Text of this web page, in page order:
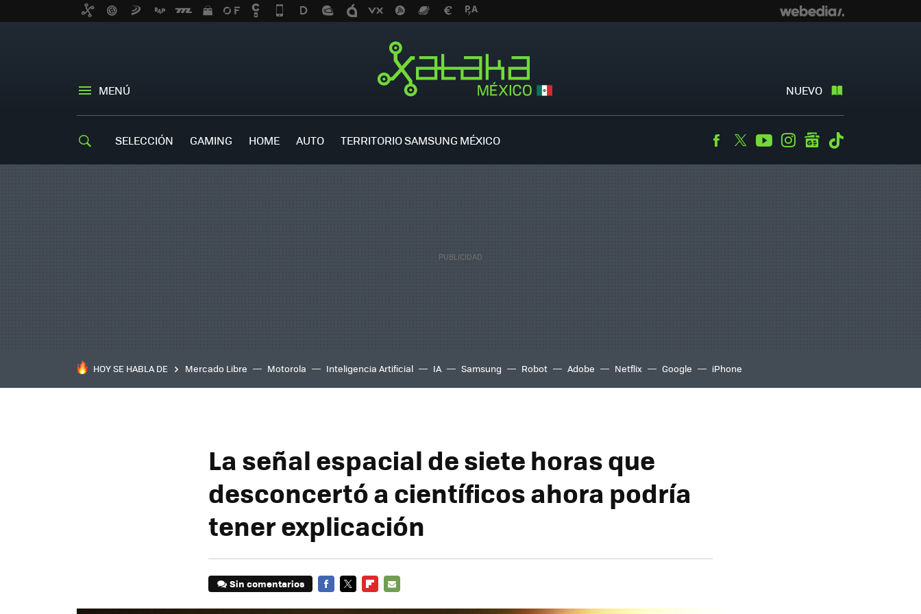
MENÚ NUEVO
SELECCIÓN GAMING HOME AUTO TERRITORIO SAMSUNG MÉXICO Facebook
TwitterYoutubeInstagramgooglenews
HOY SE HABLA DE Mercado Libre Motorola Inteligencia Artificial IA Samsung Robot Adobe Netflix Google iPhone
La señal espacial de siete horas que
desconcertó a científicos ahora podría
tener explicación
Sin comentarios